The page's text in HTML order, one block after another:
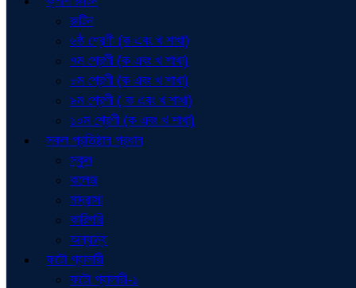
রুটিন
৬ষ্ঠ শ্রেণী (ক এবং খ শাখা)
৭ম শ্রেণী (ক এবং খ শাখা)
৮ম শ্রেণী (ক এবং খ শাখা)
৯ম শ্রেণী ( ক এবং খ শাখা)
১০ম শ্রেণী (ক এবং খ শাখা)
সকল প্রতিষ্ঠান প্রধান
স্কুল
কলেজ
মাদ্রাসা
কারিগরি
অন্যান্য
ফটো গ্যালারী
ফটো গ্যালারী-১